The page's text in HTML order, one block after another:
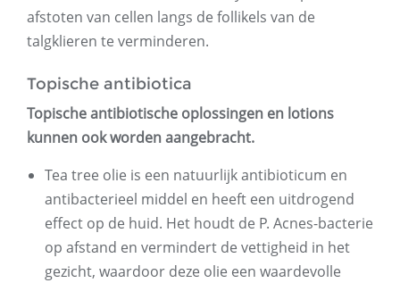
afstoten van cellen langs de follikels van de
talgklieren te verminderen.
Topische antibiotica
Topische antibiotische oplossingen en lotions
kunnen ook worden aangebracht.
Tea tree olie is een natuurlijk antibioticum en
antibacterieel middel en heeft een uitdrogend
effect op de huid. Het houdt de P. Acnes-bacterie
op afstand en vermindert de vettigheid in het
gezicht, waardoor deze olie een waardevolle